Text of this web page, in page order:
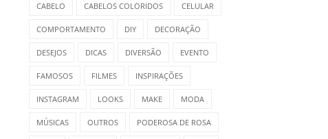
CABELO CABELOS COLORIDOS CELULAR
COMPORTAMENTO DIY DECORAÇÃO
DESEJOS DICAS DIVERSÃO EVENTO
FAMOSOS FILMES INSPIRAÇÕES
INSTAGRAM LOOKS MAKE MODA
MÚSICAS OUTROS PODEROSA DE ROSA